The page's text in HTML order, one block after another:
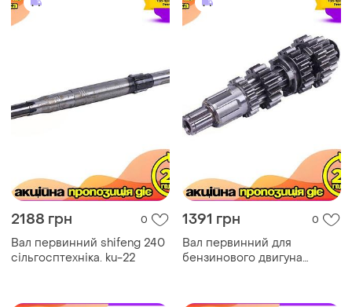
2188 грн 0
Вал первинний shifeng 240
сільгосптехніка. ku-22
1391 грн 0
Вал первинний для
бензинового двигуна